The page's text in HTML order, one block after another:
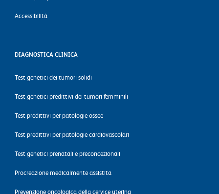
Accessibilità
DIAGNOSTICA CLINICA
Test genetici dei tumori solidi
Test genetici predittivi dei tumori femminili
Test predittivi per patologie ossee
Test predittivi per patologie cardiovascolari
Test genetici prenatali e preconcezionali
Procreazione medicalmente assistita
Prevenzione oncologica della cervice uterina